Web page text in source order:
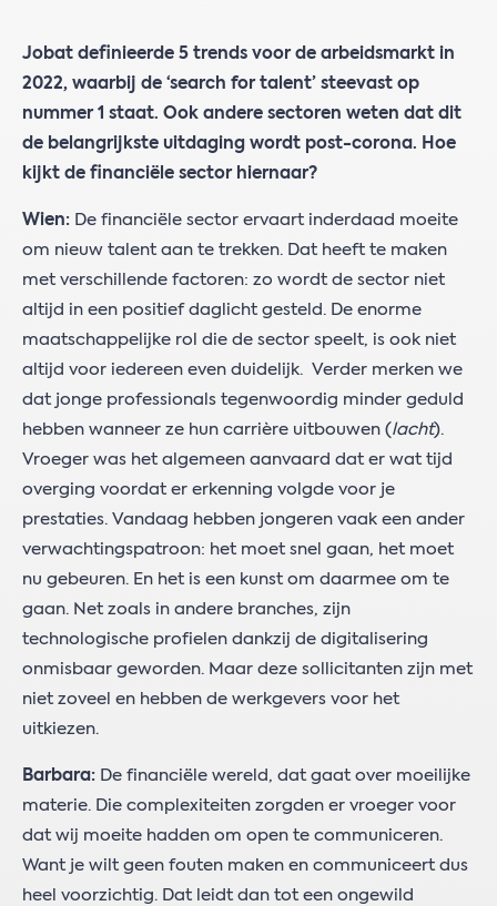
Jobat definieerde 5 trends voor de arbeidsmarkt in
2022, waarbij de ‘search for talent’ steevast op
nummer 1 staat. Ook andere sectoren weten dat dit
de belangrijkste uitdaging wordt post-corona. Hoe
kijkt de financiële sector hiernaar?
Wien: De financiële sector ervaart inderdaad moeite
om nieuw talent aan te trekken. Dat heeft te maken
met verschillende factoren: zo wordt de sector niet
altijd in een positief daglicht gesteld. De enorme
maatschappelijke rol die de sector speelt, is ook niet
altijd voor iedereen even duidelijk. Verder merken we
dat jonge professionals tegenwoordig minder geduld
hebben wanneer ze hun carrière uitbouwen ( lacht).
Vroeger was het algemeen aanvaard dat er wat tijd
overging voordat er erkenning volgde voor je
prestaties. Vandaag hebben jongeren vaak een ander
verwachtingspatroon: het moet snel gaan, het moet
nu gebeuren. En het is een kunst om daarmee om te
gaan. Net zoals in andere branches, zijn
technologische profielen dankzij de digitalisering
onmisbaar geworden. Maar deze sollicitanten zijn met
niet zoveel en hebben de werkgevers voor het
uitkiezen.
Barbara: De financiële wereld, dat gaat over moeilijke
materie. Die complexiteiten zorgden er vroeger voor
dat wij moeite hadden om open te communiceren.
Want je wilt geen fouten maken en communiceert dus
heel voorzichtig. Dat leidt dan tot een ongewild